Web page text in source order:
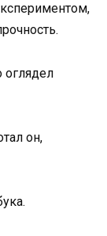
оглядел
он,